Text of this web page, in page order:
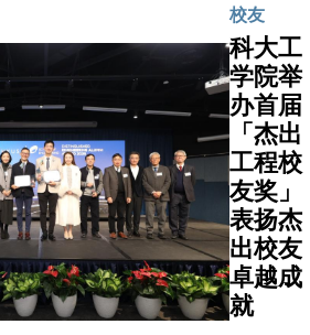
而设的
空间，
旨在促
进校友
之间的
联系与
交流，
启发创
新思
维，让
友谊历
久常
望探索未
生而设。
年创立以
为理科学
了一条系
科研进阶
使他们在
期已能接
与科学研
于二年级
早之前，
导师指导
校友
科大工
学院举
办首届
「杰出
工程校
友奖」
表扬杰
出校友
卓越成
就